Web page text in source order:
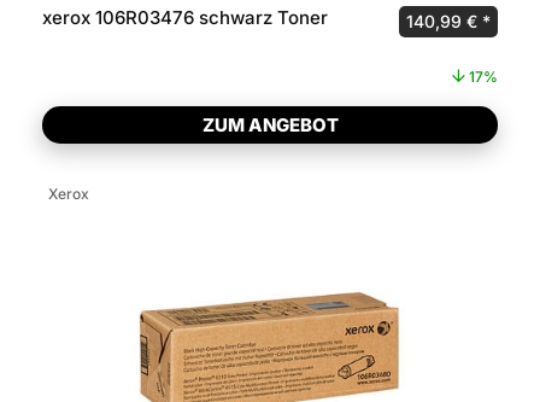
xerox 106R03476 schwarz Toner Ursprünglicher
140,99 €
17%
ZUM ANGEBOT
Xerox